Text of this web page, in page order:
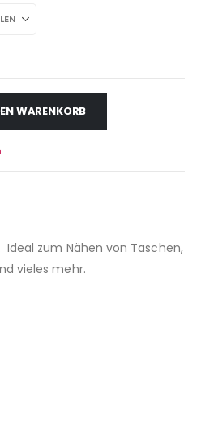
WARENKORB
zum Nähen von Taschen,
vieles mehr.